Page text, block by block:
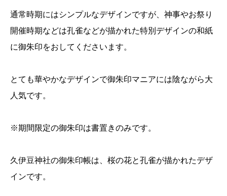
通常時期にはシンプルなデザインですが、神事やお祭り
開催時期などは孔雀などが描かれた特別デザインの和紙
に御朱印をおしてくださいます。
とても華やかなデザインで御朱印マニアには陰ながら大
人気です。
※期間限定の御朱印は書置きのみです。
久伊豆神社の御朱印帳は、桜の花と孔雀が描かれたデザ
インです。